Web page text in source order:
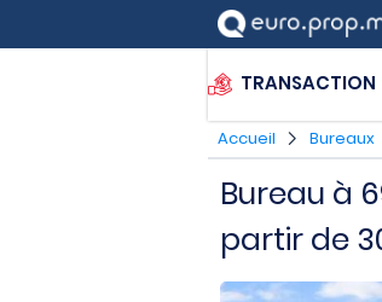
TRANSACTION
Accueil Bureaux
Bureau à
partir de